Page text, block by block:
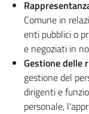
Comune in
enti pubblici o
e negoziati in
Gestione delle
gestione del
dirigenti e
personale,